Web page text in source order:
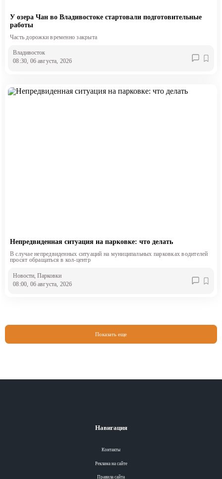
У озера Чан во Владивостоке стартовали подготовительные
работы
Часть дорожки временно закрыта
Владивосток
08:30, 06 августа, 2026
Непредвиденная ситуация на парковке: что делать
В случае непредвиденных ситуаций на муниципальных парковках водителей
просят обращаться в кол-центр
Новости , Парковки
08:00, 06 августа, 2026
Показать еще
Навигация
Контакты
Реклама на сайте
Правила сайта